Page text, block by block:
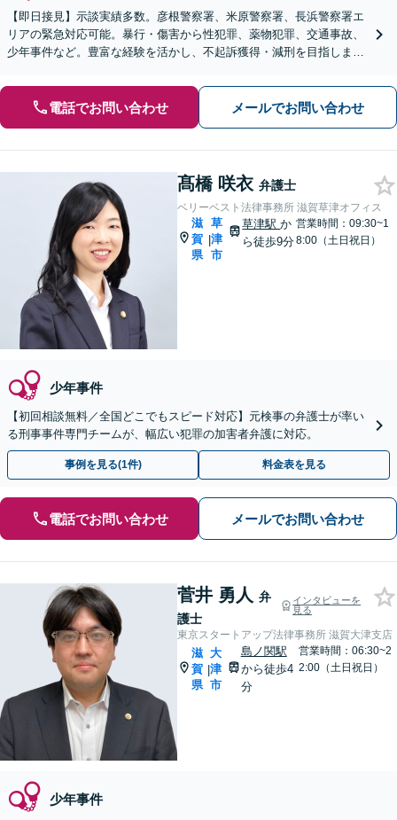
【即日接見】示談実績多数。彦根警察署、米原警察署、長浜警察署エ
リアの緊急対応可能。暴行・傷害から性犯罪、薬物犯罪、交通事故、
少年事件など。豊富な経験を活かし、不起訴獲得・減刑を目指します
電話でお問い合わせ メールでお問い合わせ
髙橋 咲衣 弁護士
ベリーベスト法律事務所 滋賀草津オフィス
滋
賀
県
|
草
津
市
草津駅か
ら徒歩9分
営業時間：09:30~1
8:00（土日祝日）
少年事件
【初回相談無料／全国どこでもスピード対応】元検事の弁護士が率い
る刑事事件専門チームが、幅広い犯罪の加害者弁護に対応。
事例を見る(1件) 料金表を見る
電話でお問い合わせ メールでお問い合わせ
菅井 勇人 弁
護士
インタビューを
見る
東京スタートアップ法律事務所 滋賀大津支店
滋
賀
県
|
大
津
市
島ノ関駅
から徒歩4
分
営業時間：06:30~2
2:00（土日祝日）
少年事件